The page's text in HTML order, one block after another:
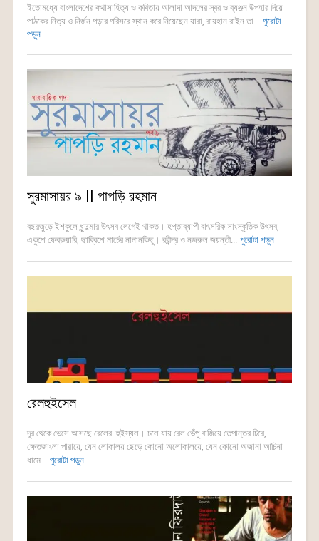
ইতোমধ্যে বাংলাদেশের কথাসাহিত্য ও কবিতায় আলাদা আদলের স্বর ও ব্যঞ্জন উপহার দিয়ে
পাঠকের নিত্য ও নির্জন পড়ার পরিসরে স্থান করে নিয়েছেন যারা, রায়হান রাইন তা... পুরোটা
পড়ুন
সুরমাসায়র ৯ || পাপড়ি রহমান
বছরজুড়ে ইশকুলে ধুন্দুমার উৎসব লেগেই থাকত। হপ্তাব্যাপী বাৎসরিক সাংস্কৃতিক উৎসব,
একুশে ফেব্রুয়ারি, ছাব্বিশে মার্চের নানানকিছু। রবীন্দ্র ও নজরুল জয়ন্তী... পুরোটা পড়ুন
রেলহুইসেল
দূর থেকে ভেসে আসছে রেলের হুইস্যল। চলে যায় রেল ভেঁপু বাজিয়ে তেপান্তর চিরে,
ক্ষেতজাংলা পারায়ে, যেন লোকালয় ছেড়ে কোনো অলোকালয়ে, যেন কোনো অজানা আচিনা
ধামে... পুরোটা পড়ুন